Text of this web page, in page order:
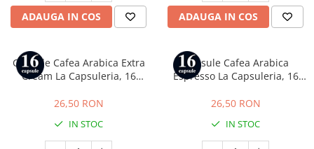
ADAUGA IN COS ADAUGA IN COS
Capsule Cafea Arabica Extra
Cream La Capsuleria, 16
Lavazza a Modo Mio
26,50 RON
IN STOC
Capsule Cafea Arabica
Espresso La Capsuleria, 16
Gusto
26,50 RON
IN STOC